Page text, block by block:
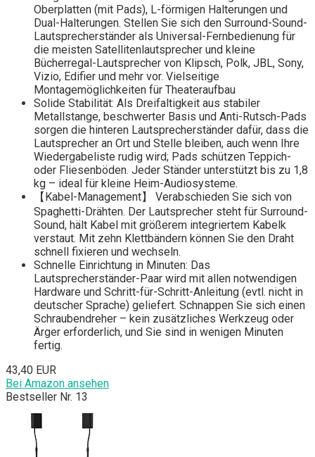
Oberplatten (mit Pads), L-förmigen Halterungen und
Dual-Halterungen. Stellen Sie sich den Surround-Sound-
Lautsprecherständer als Universal-Fernbedienung für
die meisten Satellitenlautsprecher und kleine
Bücherregal-Lautsprecher von Klipsch, Polk, JBL, Sony,
Vizio, Edifier und mehr vor. Vielseitige
Montagemöglichkeiten für Theateraufbau
Solide Stabilität: Als Dreifaltigkeit aus stabiler
Metallstange, beschwerter Basis und Anti-Rutsch-Pads
sorgen die hinteren Lautsprecherständer dafür, dass die
Lautsprecher an Ort und Stelle bleiben, auch wenn Ihre
Wiedergabeliste rudig wird; Pads schützen Teppich-
oder Fliesenböden. Jeder Ständer unterstützt bis zu 1,8
kg – ideal für kleine Heim-Audiosysteme.
【Kabel-Management】 Verabschieden Sie sich von
Spaghetti-Drähten. Der Lautsprecher steht für Surround-
Sound, hält Kabel mit größerem integriertem Kabelk
verstaut. Mit zehn Klettbändern können Sie den Draht
schnell fixieren und wechseln.
Schnelle Einrichtung in Minuten: Das
Lautsprecherständer-Paar wird mit allen notwendigen
Hardware und Schritt-für-Schritt-Anleitung (evtl. nicht in
deutscher Sprache) geliefert. Schnappen Sie sich einen
Schraubendreher – kein zusätzliches Werkzeug oder
Ärger erforderlich, und Sie sind in wenigen Minuten
fertig.
43,40 EUR
Bei Amazon ansehen
Bestseller Nr. 13